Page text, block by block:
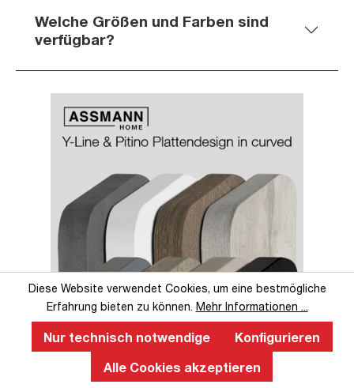
Welche Größen und Farben sind
verfügbar?
Perfekte Ergonomie an einem
höhenverstellbaren Schreibtisch
Diese Website verwendet Cookies, um eine bestmögliche
Erfahrung bieten zu können. Mehr Informationen ...
Nur technisch notwendige
Konfigurieren
Alle Cookies akzeptieren